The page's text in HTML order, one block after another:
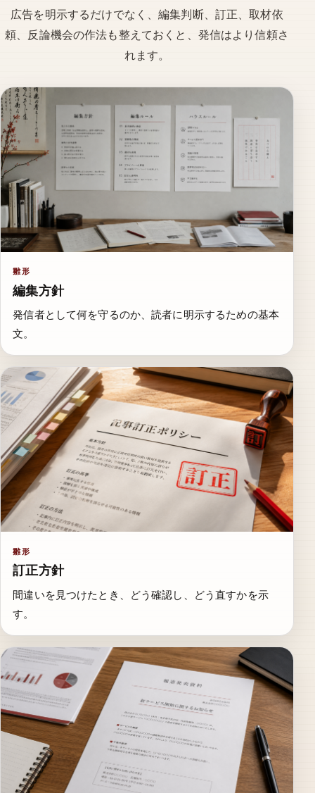
広告を明示するだけでなく、編集判断、訂正、取材依
頼、反論機会の作法も整えておくと、発信はより信頼さ
れます。
雛形
編集方針
発信者として何を守るのか、読者に明示するための基本
文。
雛形
訂正方針
間違いを見つけたとき、どう確認し、どう直すかを示
す。